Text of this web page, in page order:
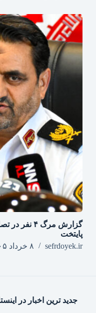
گزارش مرگ ۴
پایتخت
sefrdoyek.ir
۸ خرداد ۱۴۰۵
جدید ترین اخبار در